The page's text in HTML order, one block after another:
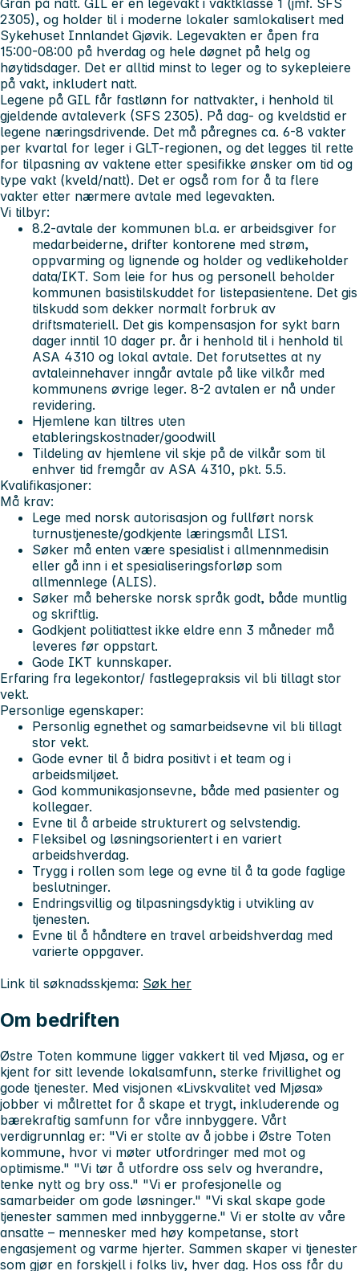
2305), og holder til i moderne lokaler samlokalisert med
Sykehuset Innlandet Gjøvik. Legevakten er åpen fra
15:00-08:00 på hverdag og hele døgnet på helg og
høytidsdager. Det er alltid minst to leger og to sykepleiere
på vakt, inkludert natt.
Legene på GIL får fastlønn for nattvakter, i henhold til
gjeldende avtaleverk (SFS 2305). På dag- og kveldstid er
legene næringsdrivende. Det må påregnes ca. 6-8 vakter
per kvartal for leger i GLT-regionen, og det legges til rette
for tilpasning av vaktene etter spesifikke ønsker om tid og
type vakt (kveld/natt). Det er også rom for å ta flere
vakter etter nærmere avtale med legevakten.
Vi tilbyr:
8.2-avtale der kommunen bl.a. er arbeidsgiver for
medarbeiderne, drifter kontorene med strøm,
oppvarming og lignende og holder og vedlikeholder
data/IKT. Som leie for hus og personell beholder
kommunen basistilskuddet for listepasientene. Det gis
tilskudd som dekker normalt forbruk av
driftsmateriell. Det gis kompensasjon for sykt barn
dager inntil 10 dager pr. år i henhold til i henhold til
ASA 4310 og lokal avtale. Det forutsettes at ny
avtaleinnehaver inngår avtale på like vilkår med
kommunens øvrige leger. 8-2 avtalen er nå under
revidering.
Hjemlene kan tiltres uten
etableringskostnader/goodwill
Tildeling av hjemlene vil skje på de vilkår som til
enhver tid fremgår av ASA 4310, pkt. 5.5.
Kvalifikasjoner:
Må krav:
Lege med norsk autorisasjon og fullført norsk
turnustjeneste/godkjente læringsmål LIS1.
Søker må enten være spesialist i allmennmedisin
eller gå inn i et spesialiseringsforløp som
allmennlege (ALIS).
Søker må beherske norsk språk godt, både muntlig
og skriftlig.
Godkjent politiattest ikke eldre enn 3 måneder må
leveres før oppstart.
Gode IKT kunnskaper.
Erfaring fra legekontor/ fastlegepraksis vil bli tillagt stor
vekt.
Personlige egenskaper:
Personlig egnethet og samarbeidsevne vil bli tillagt
stor vekt.
Gode evner til å bidra positivt i et team og i
arbeidsmiljøet.
God kommunikasjonsevne, både med pasienter og
kollegaer.
Evne til å arbeide strukturert og selvstendig.
Fleksibel og løsningsorientert i en variert
arbeidshverdag.
Trygg i rollen som lege og evne til å ta gode faglige
beslutninger.
Endringsvillig og tilpasningsdyktig i utvikling av
tjenesten.
Evne til å håndtere en travel arbeidshverdag med
varierte oppgaver.
Link til søknadsskjema: Søk her
Om bedriften
Østre Toten kommune ligger vakkert til ved Mjøsa, og er
kjent for sitt levende lokalsamfunn, sterke frivillighet og
gode tjenester. Med visjonen «Livskvalitet ved Mjøsa»
jobber vi målrettet for å skape et trygt, inkluderende og
bærekraftig samfunn for våre innbyggere. Vårt
verdigrunnlag er: "Vi er stolte av å jobbe i Østre Toten
kommune, hvor vi møter utfordringer med mot og
optimisme." "Vi tør å utfordre oss selv og hverandre,
tenke nytt og bry oss." "Vi er profesjonelle og
samarbeider om gode løsninger." "Vi skal skape gode
tjenester sammen med innbyggerne." Vi er stolte av våre
ansatte – mennesker med høy kompetanse, stort
engasjement og varme hjerter. Sammen skaper vi tjenester
som gjør en forskjell i folks liv, hver dag. Hos oss får du